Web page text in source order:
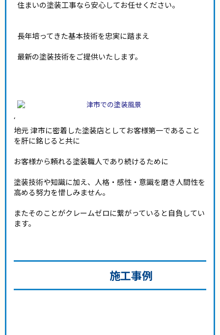
住まいの塗装工事なら安心してお任せください。
長年培ってきた基本技術を忠実に踏まえ
最新の塗装技術をご提供いたします。
‘
地元 津市に密着した塗装店としてお客様第一であること
を肝に銘じると共に
お客様から頼れる塗装職人であり続けるために
塗装技術や知識に加え、人格・感性・意識を磨き人間性を
高める努力を惜しみません。
またそのことがクレームゼロに繋がっていると自負してい
ます。
施工事例